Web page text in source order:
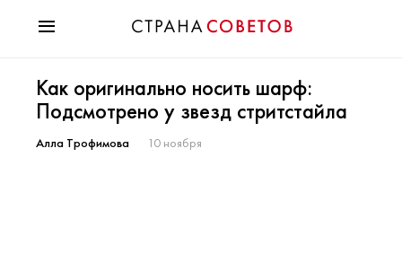
Мода
Звезды
Гороскопы
Как оригинально носить шарф:
Подсмотрено у звезд стритстайла
Алла Трофимова 10 ноября